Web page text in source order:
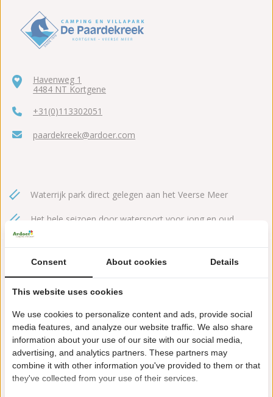
Havenweg 1
4484 NT Kortgene
+31(0)113302051
paardekreek@ardoer.com
Waterrijk park direct gelegen aan het Veerse Meer
Het hele seizoen door watersport voor jong en oud
Animatieteam gedurende de feestdagen en
schoolvakanties
Consent About cookies Details
This website uses cookies
We use cookies to personalize content and ads, provide social
media features, and analyze our website traffic. We also share
information about your use of our site with our social media,
advertising, and analytics partners. These partners may
combine it with other information you've provided to them or that
they've collected from your use of their services.